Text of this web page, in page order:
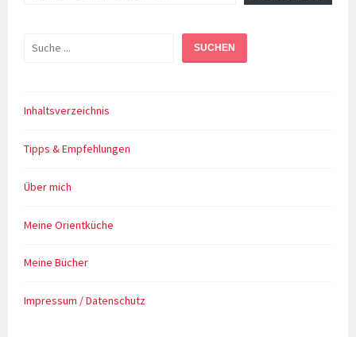
Suchen SUCHEN
Inhaltsverzeichnis
Tipps & Empfehlungen
Über mich
Meine Orientküche
Meine Bücher
Impressum / Datenschutz